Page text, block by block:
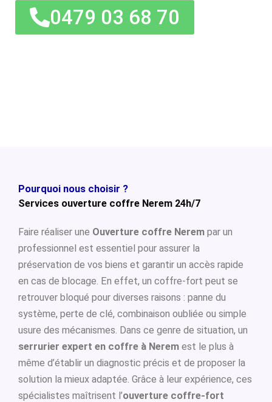
0479 03 68 70
Pourquoi nous choisir ?
Services ouverture coffre Nerem 24h/7
Faire réaliser une Ouverture coffre Nerem par un
professionnel est essentiel pour assurer la
préservation de vos biens et garantir un accès rapide
en cas de blocage. En effet, un coffre-fort peut se
retrouver bloqué pour diverses raisons : panne du
système, perte de clé, combinaison oubliée ou simple
usure des mécanismes. Dans ce genre de situation, un
serrurier expert en coffre à Nerem est le plus à
même d’établir un diagnostic précis et de proposer la
solution la mieux adaptée. Grâce à leur expérience, ces
spécialistes maîtrisent l’ouverture coffre-fort